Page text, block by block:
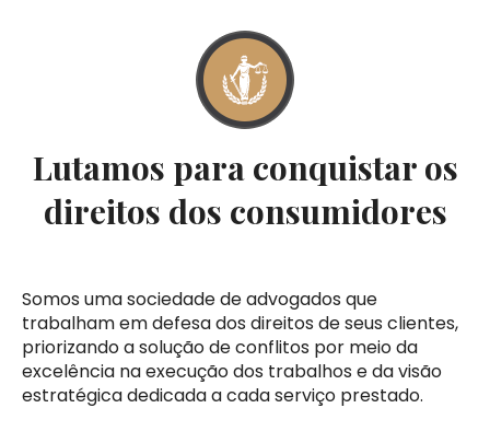
Lutamos para conquistar os
direitos dos consumidores
Somos uma sociedade de advogados que
trabalham em defesa dos direitos de seus clientes,
priorizando a solução de conflitos por meio da
excelência na execução dos trabalhos e da visão
estratégica dedicada a cada serviço prestado.